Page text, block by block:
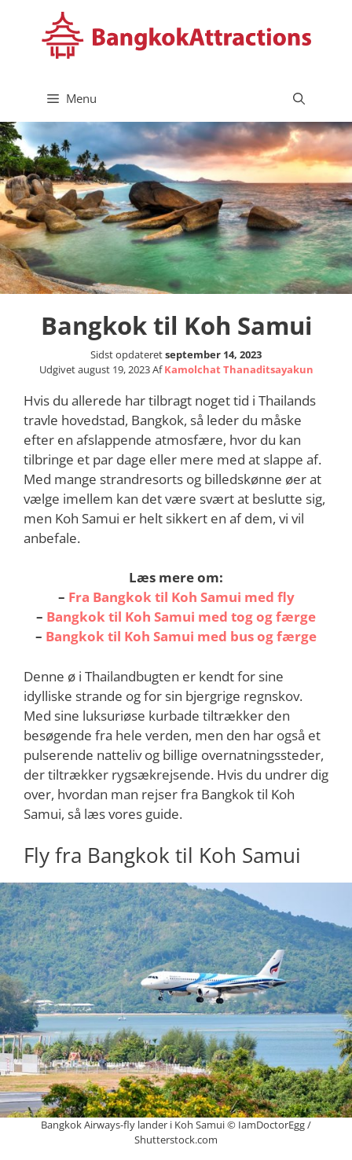
indhold
Menu
Bangkok til Koh Samui
Sidst opdateretseptember 14, 2023
Udgivetaugust 19, 2023AfKamolchat Thanaditsayakun
Hvis du allerede har tilbragt noget tid i Thailands
travle hovedstad, Bangkok, så leder du måske
efter en afslappende atmosfære, hvor du kan
tilbringe et par dage eller mere med at slappe af.
Med mange strandresorts og billedskønne øer at
vælge imellem kan det være svært at beslutte sig,
men Koh Samui er helt sikkert en af dem, vi vil
anbefale.
Læs mere om:
– Fra Bangkok til Koh Samui med fly
– Bangkok til Koh Samui med tog og færge
– Bangkok til Koh Samui med bus og færge
Denne ø i Thailandbugten er kendt for sine
idylliske strande og for sin bjergrige regnskov.
Med sine luksuriøse kurbade tiltrækker den
besøgende fra hele verden, men den har også et
pulserende natteliv og billige overnatningssteder,
der tiltrækker rygsækrejsende. Hvis du undrer dig
over, hvordan man rejser fra Bangkok til Koh
Samui, så læs vores guide.
Fly fra Bangkok til Koh Samui
Bangkok Airways-fly lander i Koh Samui © IamDoctorEgg /
Shutterstock.com